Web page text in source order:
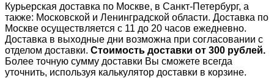
Курьерская доставка по Москве, в Санкт-Петербург, а
также: Московской и Ленинградской области. Доставка по
Москве осуществляется с 11 до 20 часов ежедневно.
Доставка в выходные дни возможна при согласовании с
отделом доставки. Стоимость доставки от 300 рублей.
Более точную сумму доставки Вы сможете всегда
уточнить, используя калькулятор доставки в корзине.